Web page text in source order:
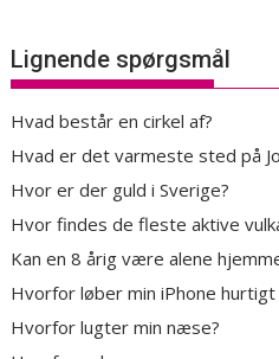
Lignende spørgsmål
Hvad består en cirkel af?
Hvad er det varmeste sted på
Hvor er der guld i Sverige?
Hvor findes de fleste aktive
Kan en 8 årig være alene
Hvorfor løber min iPhone
Hvorfor lugter min næse?